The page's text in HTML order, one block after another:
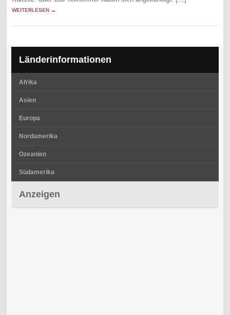
WEITERLESEN →
Länderinformationen
Afrika
Asien
Europa
Nordamerika
Ozeanien
Südamerika
Anzeigen